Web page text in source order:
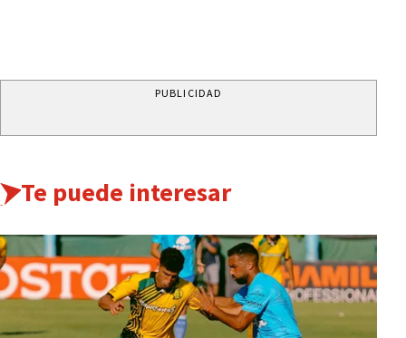
PUBLICIDAD
Te puede interesar